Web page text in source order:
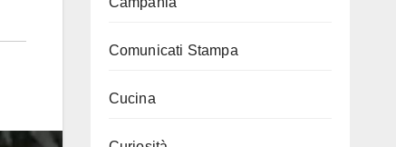
Comunicati Stampa
Cucina